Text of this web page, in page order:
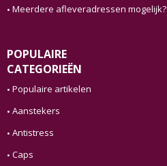
Meerdere afleveradressen mogelijk?
POPULAIRE
CATEGORIEËN
Populaire artikelen
Aanstekers
Antistress
Caps